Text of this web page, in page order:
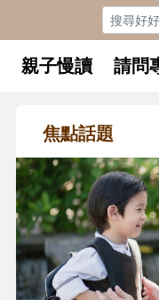
親子慢讀 請問
焦點話題
和孩子一起
懂父親的不同
沒有人天生就
在一次次「前